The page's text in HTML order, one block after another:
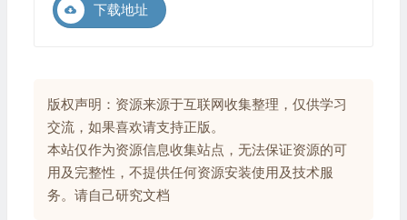
下载地址
版权声明：资源来源于互联网收集整理，仅供学习
交流，如果喜欢请支持正版。
本站仅作为资源信息收集站点，无法保证资源的可
用及完整性，不提供任何资源安装使用及技术服
务。请自己研究文档